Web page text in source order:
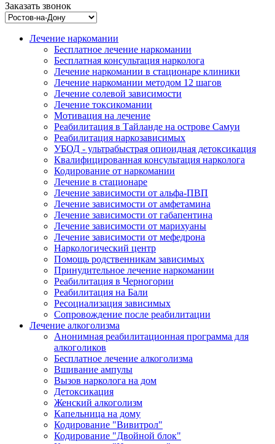
Заказать звонок
Лечение наркомании
Бесплатное лечение наркомании
Бесплатная консультация нарколога
Лечение наркомании в стационаре клиники
Лечение наркомании методом 12 шагов
Лечение солевой зависимости
Лечение токсикомании
Мотивация на лечение
Реабилитация в Тайланде на острове Самуи
Реабилитация наркозависимых
УБОД - ультрабыстрая опиоидная детоксикация
Квалифицированная консультация нарколога
Кодирование от наркомании
Лечение в стационаре
Лечение зависимости от альфа-ПВП
Лечение зависимости от амфетамина
Лечение зависимости от габапентина
Лечение зависимости от марихуаны
Лечение зависимости от мефедрона
Наркологический центр
Помощь родственникам зависимых
Принудительное лечение наркомании
Реабилитация в Черногории
Реабилитация на Бали
Ресоциализация зависимых
Сопровождение после реабилитации
Лечение алкоголизма
Анонимная реабилитационная программа для
алкоголиков
Бесплатное лечение алкоголизма
Вшивание ампулы
Вызов нарколога на дом
Детоксикация
Женский алкоголизм
Капельница на дому
Кодирование "Вивитрол"
Кодирование "Двойной блок"